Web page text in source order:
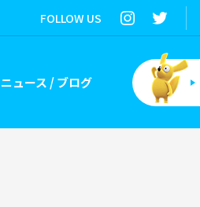
FOLLOW US
ニュース / ブログ